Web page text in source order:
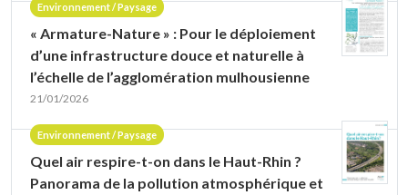
Environnement / Paysage
« Armature-Nature » : Pour le déploiement
d’une infrastructure douce et naturelle à
l’échelle de l’agglomération mulhousienne
21/01/2026
Environnement / Paysage
Quel air respire-t-on dans le Haut-Rhin ?
Panorama de la pollution atmosphérique et